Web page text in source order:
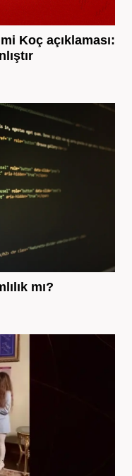
Koç açıklaması:
mı?